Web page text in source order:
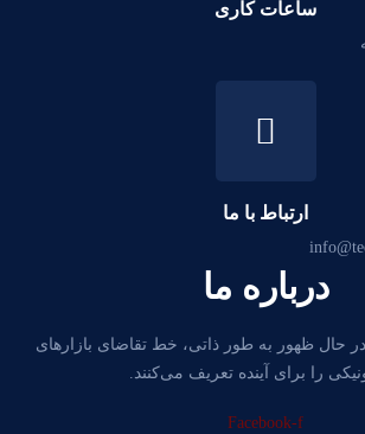
ساعات کاری
ارتباط با ما
درباره ما
حال ظهور به طور ذاتی، خط تقاضای بازارهای
را برای آینده تعریف می‌کنند.
Facebook-f